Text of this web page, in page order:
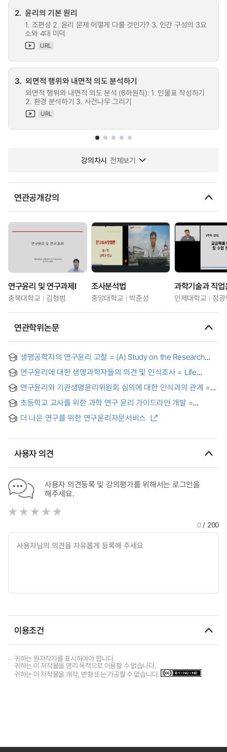
2. 윤리의 기본 원리
1. 조편성 2. 윤리 문제 어떻게 다룰 것인가? 3. 인간 구성의 3요
소와 4대 미덕
URL
3. 외면적 행위와 내면적 의도 분석하기
외면적 행위와 내면적 의도 분석 (6하원칙): 1. 인물표 작성하기
2. 환경 분석하기 3. 사건나무 그리기
URL
강의차시 전체보기
연관공개강의
연구윤리 및 연구과제I
충북대학교 김형범
조사분석법
중앙대학교 박준성
과학기술과 직
인제대학교 정
연관학위논문
생명공학자의 연구윤리 고찰 = (A) Study on the Research
Ethics of Bio-engineer
연구윤리에 대한 생명과학자들의 의견 및 인식조사 = Life
Scientists' Opinions and Perceptions on Research Ethics
연구윤리와 기관생명윤리위원회 심의에 대한 인식과의 관계 =
Relationships Between Research Ethics and Perception for
the Review of the Institutional Review Board
초등학교 교사를 위한 과학 연구 윤리 가이드라인 개발 =
Development of Science Research Ethics Guidelines for
Elementary School Teacher
더 나은 연구를 위한 연구윤리자문서비스
사용자 의견
사용자 의견등록 및 강의평가를 위해서는 로그인을
해주세요.
0/ 200
이용조건
귀하는 원저작자를 표시하여야 합니다.
귀하는 이 저작물을 영리 목적으로 이용할 수 없습니다.
귀하는 이 저작물을 개작, 변형 또는 가공할 수 없습니다.